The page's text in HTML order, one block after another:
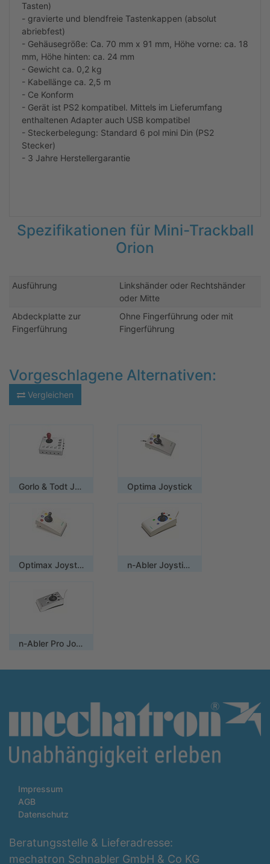
Tasten)
- gravierte und blendfreie Tastenkappen (absolut
abriebfest)
- Gehäusegröße: Ca. 70 mm x 91 mm, Höhe vorne: ca. 18
mm, Höhe hinten: ca. 24 mm
- Gewicht ca. 0,2 kg
- Kabellänge ca. 2,5 m
- Ce Konform
- Gerät ist PS2 kompatibel. Mittels im Lieferumfang
enthaltenen Adapter auch USB kompatibel
- Steckerbelegung: Standard 6 pol mini Din (PS2
Stecker)
- 3 Jahre Herstellergarantie
Spezifikationen für Mini-Trackball
Orion
Ausführung
Linkshänder oder Rechtshänder
oder Mitte
Abdeckplatte zur
Fingerführung
Ohne Fingerführung oder mit
Fingerführung
Vorgeschlagene Alternativen:
Vergleichen
Gorlo & Todt Joystickmaus Optima Joystick
Optimax Joystick n-Abler Joystick
n-Abler Pro Joystick
Impressum
AGB
Datenschutz
Beratungsstelle & Lieferadresse:
mechatron Schnabler GmbH & Co KG